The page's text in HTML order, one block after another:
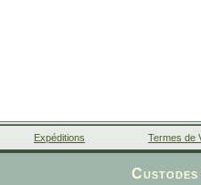
Expéditions Termes de